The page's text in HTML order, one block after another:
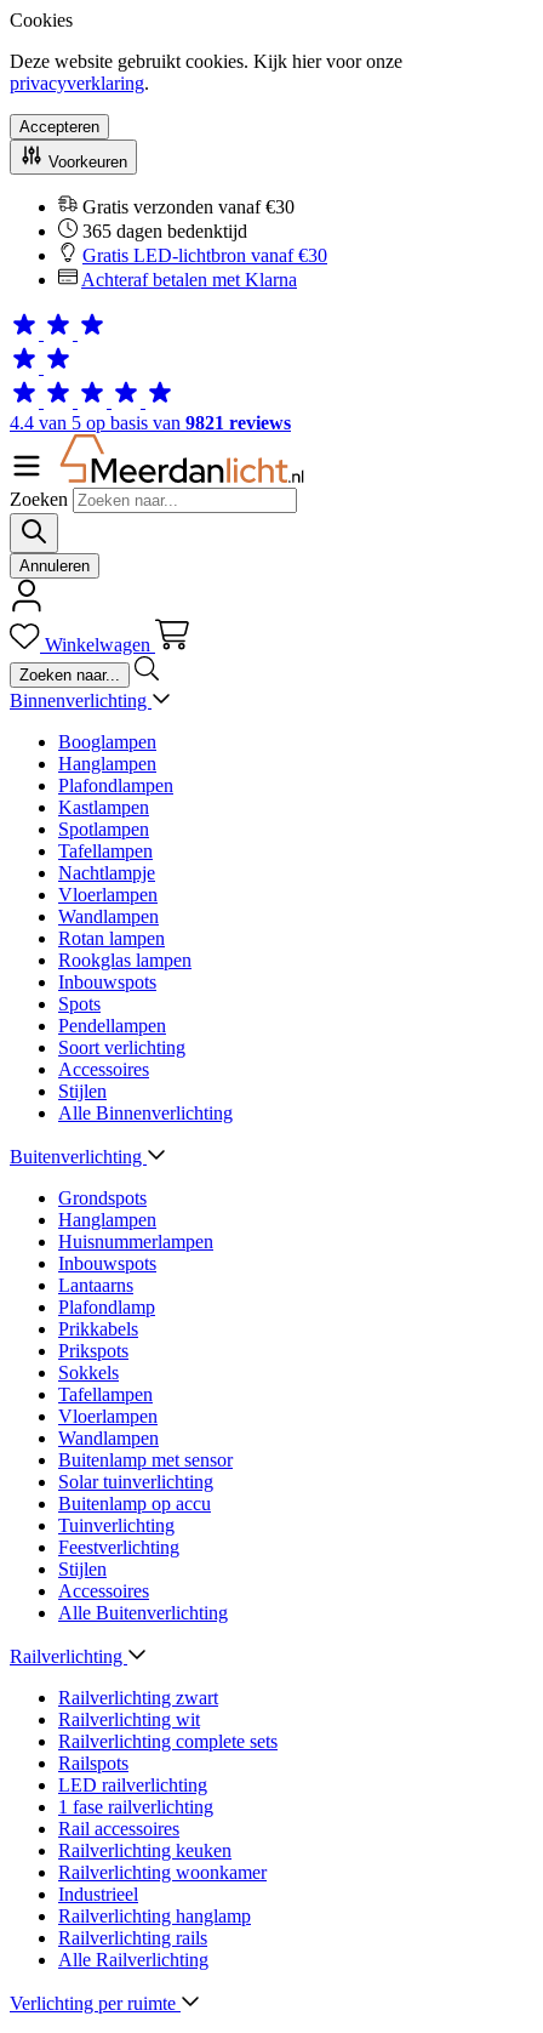
Cookies
Deze website gebruikt cookies. Kijk hier voor onze
privacyverklaring.
Accepteren
Voorkeuren
Gratis verzonden vanaf €30
365 dagen bedenktijd
Gratis LED-lichtbron vanaf €30
Achteraf betalen met Klarna
4.4 van 5 op basis van 9821 reviews
Zoeken
Annuleren
Winkelwagen
Binnenverlichting
Booglampen
Hanglampen
Plafondlampen
Kastlampen
Spotlampen
Tafellampen
Nachtlampje
Vloerlampen
Wandlampen
Rotan lampen
Rookglas lampen
Inbouwspots
Spots
Pendellampen
Soort verlichting
Accessoires
Stijlen
Alle Binnenverlichting
Buitenverlichting
Grondspots
Hanglampen
Huisnummerlampen
Inbouwspots
Lantaarns
Plafondlamp
Prikkabels
Prikspots
Sokkels
Tafellampen
Vloerlampen
Wandlampen
Buitenlamp met sensor
Solar tuinverlichting
Buitenlamp op accu
Tuinverlichting
Feestverlichting
Stijlen
Accessoires
Alle Buitenverlichting
Railverlichting
Railverlichting zwart
Railverlichting wit
Railverlichting complete sets
Railspots
LED railverlichting
1 fase railverlichting
Rail accessoires
Railverlichting keuken
Railverlichting woonkamer
Industrieel
Railverlichting hanglamp
Railverlichting rails
Alle Railverlichting
Verlichting per ruimte